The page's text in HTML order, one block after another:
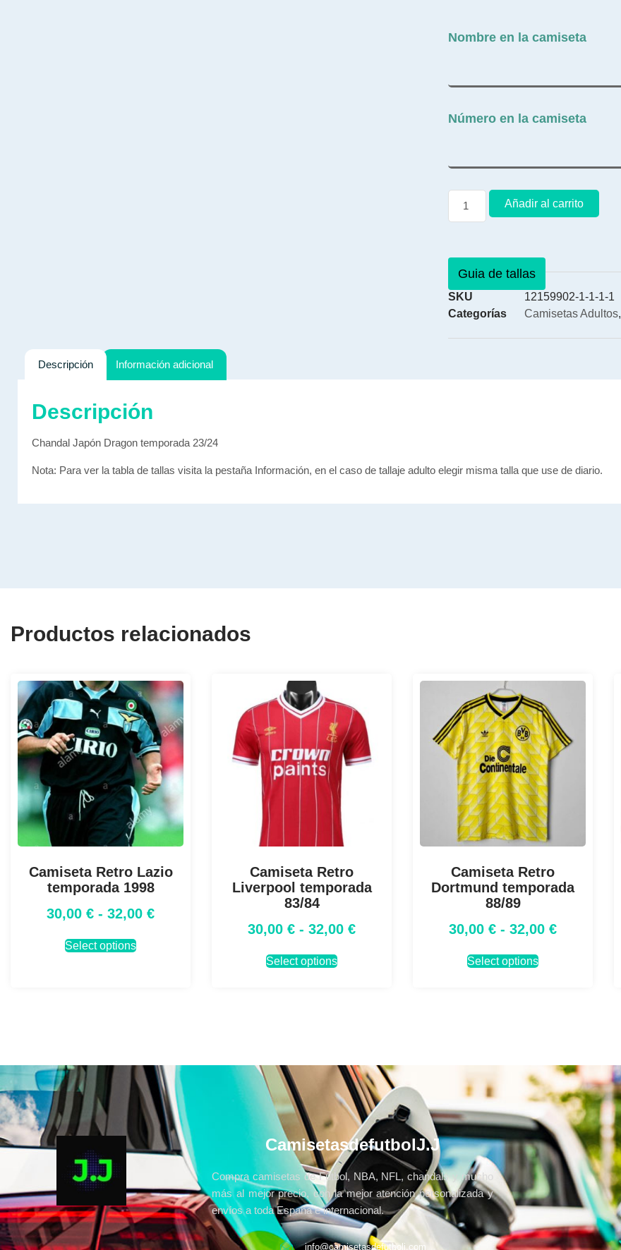
Nombre en la camiseta
Número en la camiseta
Añadir al carrito
Guia de tallas
SKU
12159902-1-1-1-1
Categorías
Camisetas Adultos,
Descripción Información adicional
Descripción
Chandal Japón Dragon temporada 23/24
Nota: Para ver la tabla de tallas visita la pestaña Información, en el caso de tallaje adulto elegir misma talla que use de diario.
Productos relacionados
Camiseta Retro Lazio
temporada 1998
30,00 € - 32,00 €
Select options
Camiseta Retro
Liverpool temporada
83/84
30,00 € - 32,00 €
Select options
Camiseta Retro
Dortmund temporada
88/89
30,00 € - 32,00 €
Select options
CamisetasdefutbolJ.J
Compra camisetas de Fútbol, NBA, NFL, chandals y mucho
más al mejor precio, con la mejor atención personalizada y
envíos a toda España e internacional.
info@camisetasdefutbolj.com